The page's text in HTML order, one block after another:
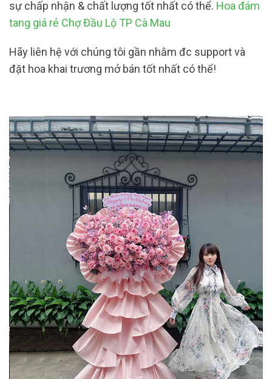
sự chấp nhận & chất lượng tốt nhất có thể. Hoa đám
tang giá rẻ Chợ Đầu Lộ TP Cà Mau
Hãy liên hệ với chúng tôi gần nhằm đc support và
đặt hoa khai trương mở bán tốt nhất có thể!